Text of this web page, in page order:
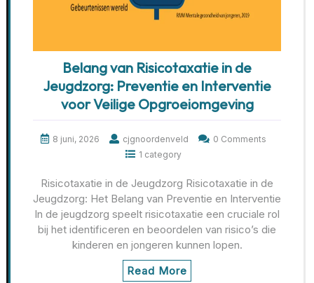
Belang van Risicotaxatie in de
Jeugdzorg: Preventie en Interventie
voor Veilige Opgroeiomgeving
8 juni, 2026 cjgnoordenveld
0 Comments
1 category
Risicotaxatie in de Jeugdzorg Risicotaxatie in de
Jeugdzorg: Het Belang van Preventie en Interventie
In de jeugdzorg speelt risicotaxatie een cruciale rol
bij het identificeren en beoordelen van risico’s die
kinderen en jongeren kunnen lopen.
Read More